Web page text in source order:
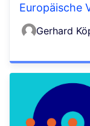
Europäische
Gerhard